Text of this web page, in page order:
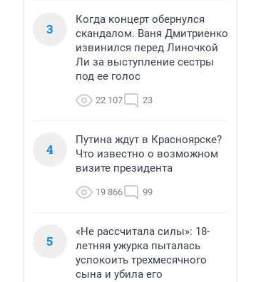
3
Когда концерт обернулся
скандалом. Ваня Дмитриенко
извинился перед Линочкой
Ли за выступление сестры
под ее голос
22 107 23
4
Путина ждут в Красноярске?
Что известно о возможном
визите президента
19 866 99
5
«Не рассчитала силы»: 18-
летняя ужурка пыталась
успокоить трехмесячного
сына и убила его